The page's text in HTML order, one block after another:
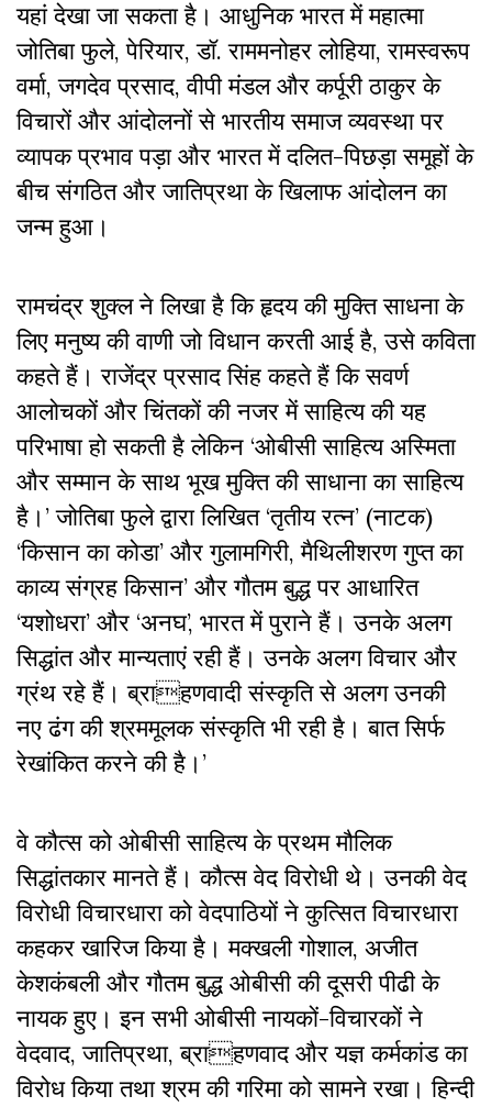
यहां देखा जा सकता है। आधुनिक भारत में महात्मा
जोतिबा फुले, पेरियार, डॉ. राममनोहर लोहिया, रामस्वरूप
वर्मा, जगदेव प्रसाद, वीपी मंडल और कर्पूरी ठाकुर के
विचारों और आंदोलनों से भारतीय समाज व्यवस्था पर
व्यापक प्रभाव पड़ा और भारत में दलित-पिछड़ा समूहों के
बीच संगठित और जातिप्रथा के खिलाफ आंदोलन का
जन्म हुआ।
रामचंद्र शुक्ल ने लिखा है कि हृदय की मुक्ति साधना के
लिए मनुष्य की वाणी जो विधान करती आई है, उसे कविता
कहते हैं। राजेंद्र प्रसाद सिंह कहते हैं कि सवर्ण
आलोचकों और चिंतकों की नजर में साहित्य की यह
परिभाषा हो सकती है लेकिन ‘ओबीसी साहित्य अस्मिता
और सम्मान के साथ भूख मुक्ति की साधाना का साहित्य
है।’ जोतिबा फुले द्वारा लिखित ‘तृतीय रत्न’ (नाटक)
‘किसान का कोडा’ और गुलामगिरी, मैथिलीशरण गुप्त का
काव्य संग्रह किसान’ और गौतम बुद्ध पर आधारित
‘यशोधरा’ और ‘अनघ’, भारत में पुराने हैं। उनके अलग
सिद्धांत और मान्यताएं रही हैं। उनके अलग विचार और
ग्रंथ रहे हैं। ब्राहणवादी संस्कृति से अलग उनकी
नए ढंग की श्रममूलक संस्कृति भी रही है। बात सिर्फ
रेखांकित करने की है।’
वे कौत्स को ओबीसी साहित्य के प्रथम मौलिक
सिद्धांतकार मानते हैं। कौत्स वेद विरोधी थे। उनकी वेद
विरोधी विचारधारा को वेदपाठियों ने कुत्सित विचारधारा
कहकर खारिज किया है। मक्खली गोशाल, अजीत
केशकंबली और गौतम बुद्ध ओबीसी की दूसरी पीढी के
नायक हुए। इन सभी ओबीसी नायकों-विचारकों ने
वेदवाद, जातिप्रथा, ब्राहणवाद और यज्ञ कर्मकांड का
विरोध किया तथा श्रम की गरिमा को सामने रखा। हिन्दी